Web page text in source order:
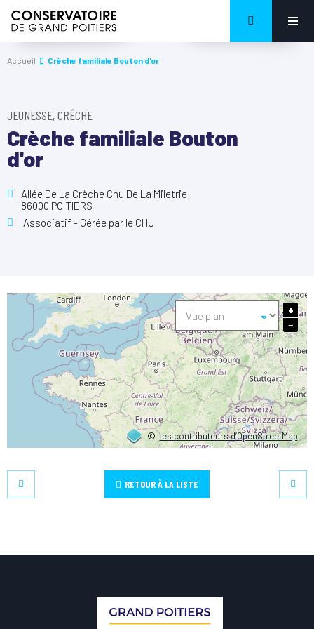
Accueil Crèche familiale Bouton d'or
JEUNESSE, CRÊCHE
Crèche familiale Bouton
d'or
Allée De La Crèche Chu De La Miletrie
86000 POITIERS
Associatif - Gérée par le CHU
©les contributeurs d’OpenStreetMap
+
−
RETOUR À LA LISTE